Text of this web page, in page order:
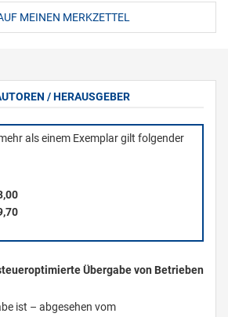
MEINEN MERKZETTEL
/ HERAUSGEBER
als einem Exemplar gilt folgender
Übergabe von Betrieben
ist – abgesehen vom